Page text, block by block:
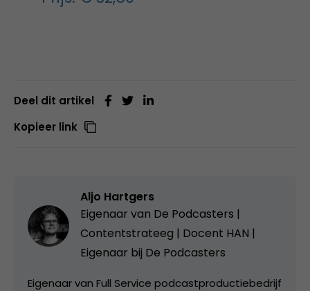
Deel dit artikel
Kopieer link
Aljo Hartgers
Eigenaar van De Podcasters |
Contentstrateeg | Docent HAN |
Eigenaar bij De Podcasters
Eigenaar van Full Service podcastproductiebedrijf